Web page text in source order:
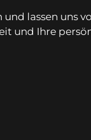
lassen uns
und Ihre